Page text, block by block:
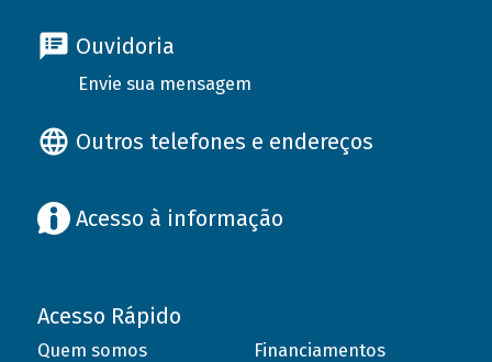
Ouvidoria
Envie sua mensagem
Outros telefones e endereços
Acesso à informação
Acesso Rápido
Quem somos
Financiamentos